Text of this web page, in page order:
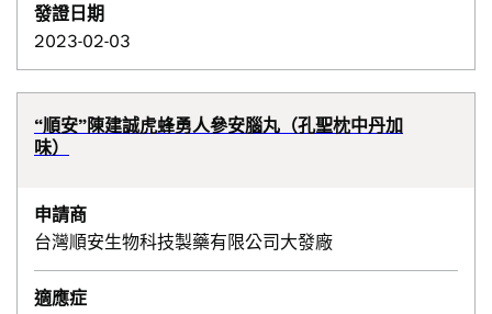
發證日期
2023-02-03
“順安”陳建誠虎蜂勇人參安腦丸（孔聖枕中丹加
味）
申請商
台灣順安生物科技製藥有限公司大發廠
適應症